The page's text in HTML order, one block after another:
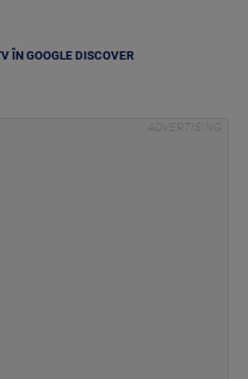
ÎN GOOGLE DISCOVER